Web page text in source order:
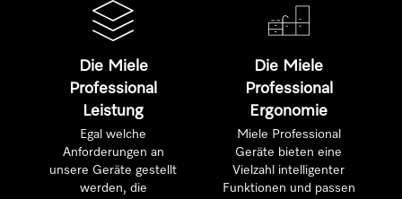
Die Miele
Professional
Leistung
Egal welche
Anforderungen an
unsere Geräte gestellt
werden, die
Die Miele
Professional
Ergonomie
Miele Professional
Geräte bieten eine
Vielzahl intelligenter
Funktionen und passen